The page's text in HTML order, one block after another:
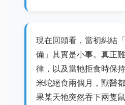
現在回頭看，當初糾結
備」其實是小事。真正
律，以及當牠拒食時保
米蛇絕食兩個月，獸醫
果某天牠突然吞下兩隻